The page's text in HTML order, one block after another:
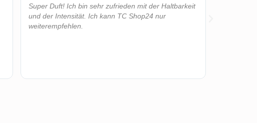
Super Duft! Ich bin sehr zufrieden mit der Haltbarkeit
und der Intensität. Ich kann TC Shop24 nur
weiterempfehlen.